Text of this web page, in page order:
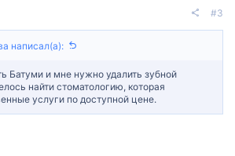
#3
написал(а):
Батуми и мне нужно удалить зубной
найти стоматологию, которая
услуги по доступной цене.